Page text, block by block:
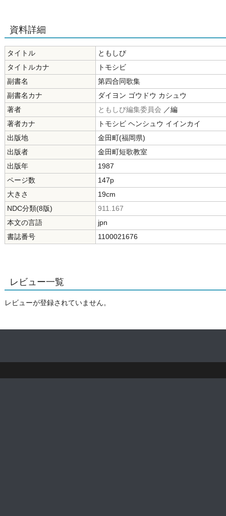
資料詳細
タイトル
ともしび
タイトルカナ
トモシビ
副書名
第四合同歌集
副書名カナ
ダイヨン ゴウドウ カシュウ
著者
ともしび編集委員会 ／編
著者カナ
トモシビ ヘンシュウ イインカイ
出版地
金田町(福岡県)
出版者
金田町短歌教室
出版年
1987
ページ数
147p
大きさ
19cm
NDC分類(8版)
911.167
本文の言語
jpn
書誌番号
1100021676
レビュー一覧
レビューが登録されていません。